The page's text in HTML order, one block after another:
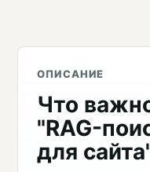
ОПИСАНИЕ
Что
"RAG-
для